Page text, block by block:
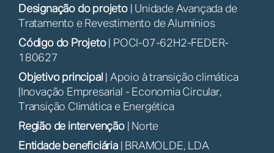
Designação do projeto| Unidade Avançada de
Tratamento e Revestimento de Alumínios
Código do Projeto| POCI-07-62H2-FEDER-
180627
Objetivo principal
| Apoio à transição climática
|Inovação Empresarial - Economia Circular,
Transição Climática e Energética
Região de intervenção| Norte
Entidade beneficiária| BRAMOLDE, LDA